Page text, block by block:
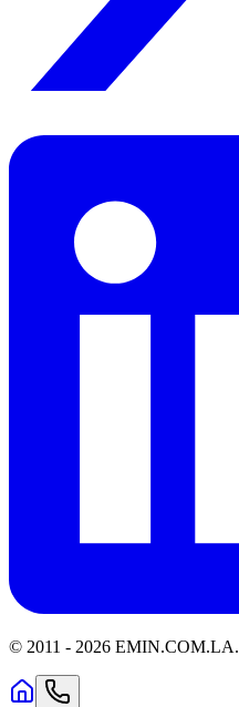
© 2011 - 2026 EMIN.COM.LA.